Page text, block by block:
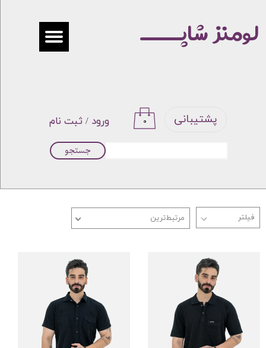
ورود / ثبت نام
حساب کاربری من
خروج از حساب کاربری
۰ پشتیبانی
جستجو
لومنز شاپـــــ
مرتبط‌ترین